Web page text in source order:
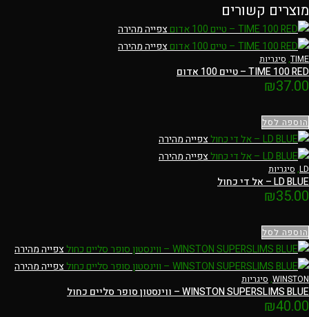
מוצרים קשורים
צפייה מהירה
צפייה מהירה
TIME
, סיגריות
TIME 100 RED – טיים 100 אדום
₪37.00
הוספה לסל
צפייה מהירה
צפייה מהירה
LD
, סיגריות
LD BLUE – אל די כחול
₪35.00
הוספה לסל
צפייה מהירה
צפייה מהירה
WINSTON
, סיגריות
WINSTON SUPERSLIMS BLUE – ווינסטון סופר סליים כחול
₪40.00